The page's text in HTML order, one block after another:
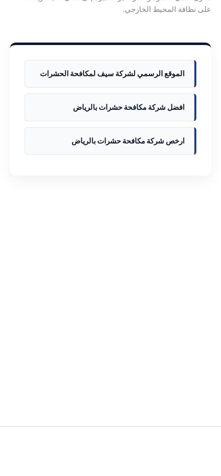
على نظافة المحيط الخارجي.
الموقع الرسمي لشركة سيف لمكافحة الحشرات
افضل شركة مكافحة حشرات بالرياض
ارخص شركة مكافحة حشرات بالرياض